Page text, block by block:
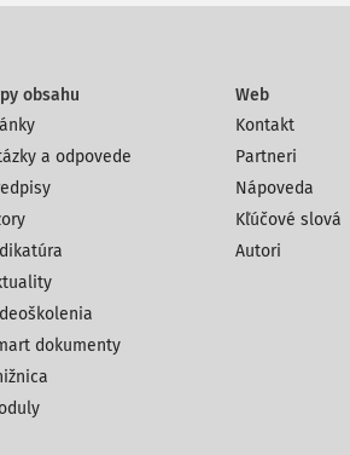
obsahu
a odpovede
dokumenty
Web
Kontakt
Partneri
Nápoveda
Kľúčové slová
Autori